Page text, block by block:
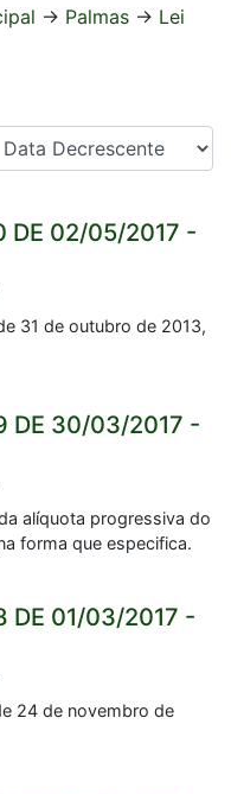
-> Palmas -> Lei
DE 02/05/2017 -
31 de outubro de 2013,
DE 30/03/2017 -
alíquota progressiva do
forma que especifica.
DE 01/03/2017 -
24 de novembro de